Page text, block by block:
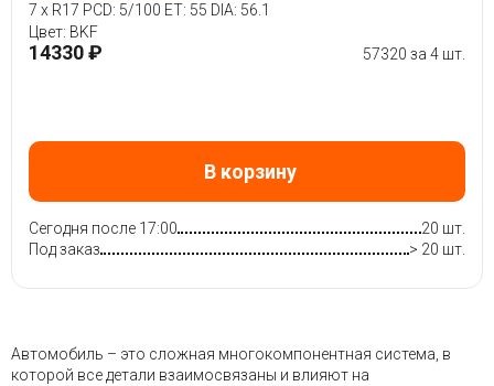
7 x R17 PCD: 5/100 ET: 55 DIA: 56.1
Цвет: BKF
14330 ₽ 57320 за 4 шт.
В корзину
Сегодня после 17:00
20 шт.
Под заказ
> 20 шт.
Автомобиль – это сложная многокомпонентная система, в
которой все детали взаимосвязаны и влияют на